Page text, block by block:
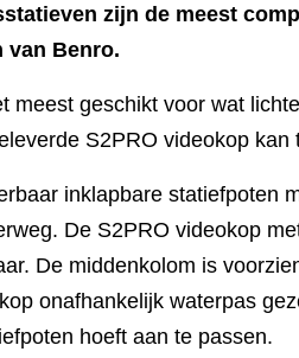
zijn de meest
van Benro.
meest geschikt voor wat
S2PRO videokop kan
inklapbare statiefpoten
De S2PRO videokop
De middenkolom is
onafhankelijk waterpas
hoeft aan te passen.